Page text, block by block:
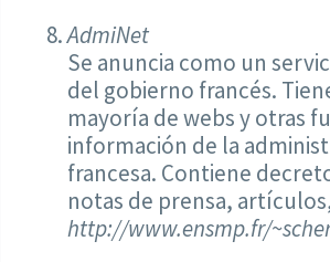
AdmiNet
Se anuncia como un
del gobierno francés.
mayoría de webs y otras
información de la
francesa. Contiene
notas de prensa,
http://www.ensmp.fr/